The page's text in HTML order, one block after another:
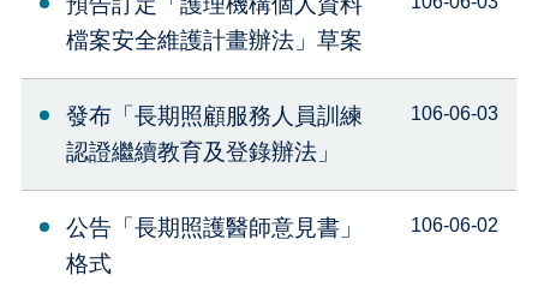
檔案安全維護計畫辦法」草案
發布「長期照顧服務人員訓練
認證繼續教育及登錄辦法」
106-06-03
公告「長期照護醫師意見書」
格式
106-06-02